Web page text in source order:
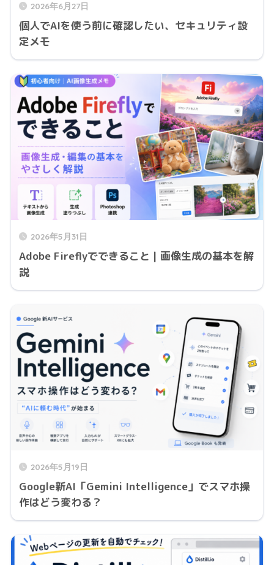
2026年6月27日
個人でAIを使う前に確認したい、セキュリティ設
定メモ
2026年5月31日
Adobe Fireflyでできること | 画像生成の基本を解
説
2026年5月19日
Google新AI「Gemini Intelligence」でスマホ操
作はどう変わる？